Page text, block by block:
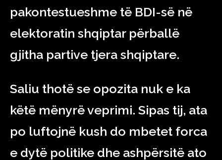
pakontestueshme të BDI-së në
elektoratin shqiptar përballë
gjitha partive tjera shqiptare.
Saliu thotë se opozita nuk e ka
këtë mënyrë veprimi. Sipas tij, ata
po luftojnë kush do mbetet forca
e dytë politike dhe ashpërsitë ato